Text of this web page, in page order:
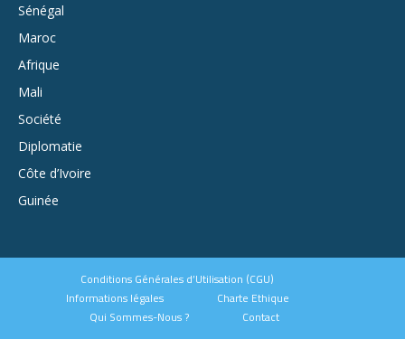
Sénégal
Maroc
Afrique
Mali
Société
Diplomatie
Côte d’Ivoire
Guinée
Conditions Générales d’Utilisation (CGU)
Informations légales
Charte Ethique
Qui Sommes-Nous ?
Contact